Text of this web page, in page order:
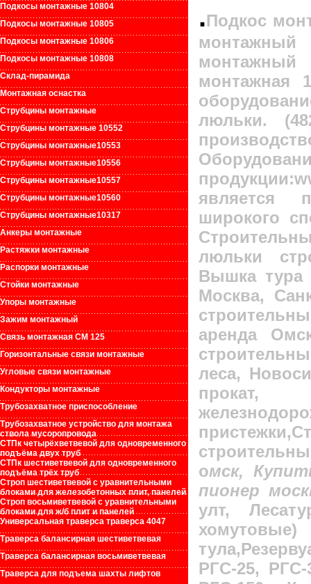
Подкосы монтажные 10804
Подкосы монтажные 10805
Подкосы монтажные 10806
Подкосы монтажные 10808
Склад-пирамида
Монтажная оснастка
Струбцины монтажные
Струбцины монтажные 10552
Струбцины монтажные10553
Струбцины монтажные10556
Струбцины монтажные10557
Струбцины монтажные10560
Струбцины монтажные10317
Анкеры монтажные
Растяжки монтажные
Распорки монтажные
Стойки монтажные
Упоры монтажные
Зажим монтажный
Связь монтажная СМ 125
Горизонтальные связи монтажные
Угловые связи монтажные
Кондукторы монтажные
Трубозахватное приспособление
Трубозахватное устройство для монтажа
ствола мусоропровода
СТПк четырёхветвевой для одновременного
подъёма двух труб
СТПк шестиветвевой для одновременного
подъёма трёх труб
Строп шестиветвевой с уравнительными
блоками для железобетонных плит, панелей
Строп восьмиветвевой с уравнительными
блоками для ж/б плит и панелей
Универсальная траверса траверса 4047
Траверса балансирная шестиветвевая
Траверса балансирная восьмиветвевая
Траверса для подъема шахты лифтов
.Подкос
монтажный
монтажная
люльки.
является
широкого
люльки
Вышка тура
Москва,
аренда
леса,
прокат,
омск,
пионер
улт,
РГС-25,